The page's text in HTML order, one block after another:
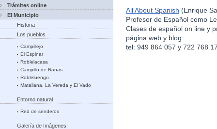
Trámites online
El Municipio
Historia
Los pueblos
Campillejo
El Espinar
Roblelacasa
Campillo de Ranas
Robleluengo
Matallana, La Vereda y El Vado
Entorno natural
Red de senderos
Galería de Imágenes
All About Spanish (Enrique
Profesor de Español como
Clases de español on line y
página web y blog:
tel: 949 864 057 y 722 768